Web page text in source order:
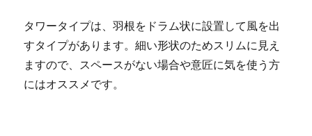
タワータイプは、羽根をドラム状に設置して風を出
すタイプがあります。細い形状のためスリムに見え
ますので、スペースがない場合や意匠に気を使う方
にはオススメです。